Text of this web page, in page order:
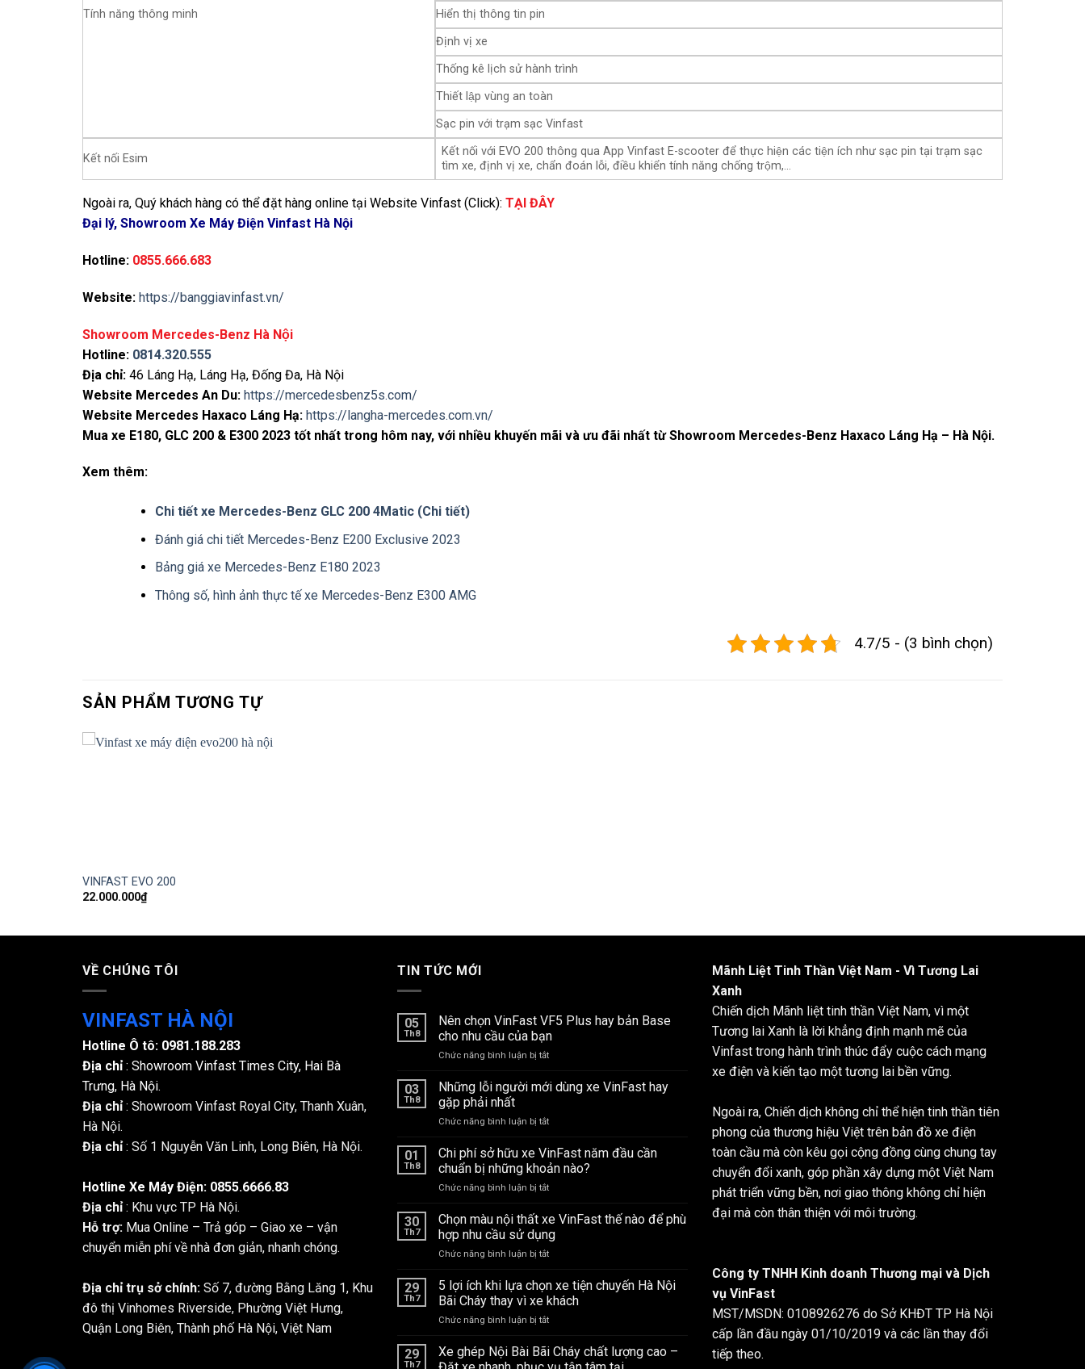
Tính năng thông minh
Hiển thị thông tin pin
Định vị xe
Thống kê lịch sử hành trình
Thiết lập vùng an toàn
Sạc pin với trạm sạc Vinfast
Kết nối Esim
Kết nối với EVO 200 thông qua App Vinfast E-scooter để thực hiện các tiện ích như sạc pin tại trạm sạc
tìm xe, định vị xe, chẩn đoán lỗi, điều khiển tính năng chống trộm,…
Ngoài ra, Quý khách hàng có thể đặt hàng online tại Website Vinfast (Click): TẠI ĐÂY
Đại lý, Showroom Xe Máy Điện Vinfast Hà Nội
Hotline: 0855.666.683
Website: https://banggiavinfast.vn/
Showroom Mercedes-Benz Hà Nội
Hotline: 0814.320.555
Địa chỉ: 46 Láng Hạ, Láng Hạ, Đống Đa, Hà Nội
Website Mercedes An Du: https://mercedesbenz5s.com/
Website Mercedes Haxaco Láng Hạ: https://langha-mercedes.com.vn/
Mua xe E180, GLC 200 & E300 2023 tốt nhất trong hôm nay, với nhiều khuyến mãi và ưu đãi nhất từ Showroom Mercedes-Benz Haxaco Láng Hạ – Hà Nội.
Xem thêm:
Chi tiết xe Mercedes-Benz GLC 200 4Matic (Chi tiết)
Đánh giá chi tiết Mercedes-Benz E200 Exclusive 2023
Bảng giá xe Mercedes-Benz E180 2023
Thông số, hình ảnh thực tế xe Mercedes-Benz E300 AMG
4.7/5 - (3 bình chọn)
SẢN PHẨM TƯƠNG TỰ
VINFAST EVO 200
22.000.000₫
VỀ CHÚNG TÔI
VINFAST HÀ NỘI
Hotline Ô tô: 0981.188.283
Địa chỉ: Showroom Vinfast Times City, Hai Bà
Trưng, Hà Nội.
Địa chỉ: Showroom Vinfast Royal City, Thanh Xuân,
Hà Nội.
Địa chỉ: Số 1 Nguyễn Văn Linh, Long Biên, Hà Nội.
Hotline Xe Máy Điện: 0855.6666.83
Địa chỉ: Khu vực TP Hà Nội.
Hỗ trợ: Mua Online – Trả góp – Giao xe – vận
chuyển miễn phí về nhà đơn giản, nhanh chóng.
Địa chỉ trụ sở chính: Số 7, đường Bằng Lăng 1, Khu
đô thị Vinhomes Riverside, Phường Việt Hưng,
Quận Long Biên, Thành phố Hà Nội, Việt Nam
TIN TỨC MỚI
05
Th8
Nên chọn VinFast VF5 Plus hay bản Base
cho nhu cầu của bạn
Chức năng bình luận bị tắtở
chọn
VinFast
Plus
bản
Base
nhu
của
bạn
03
Th8
Những lỗi người mới dùng xe VinFast hay
gặp phải nhất
Chức năng bình luận bị tắtở
lỗi
người
mới
dùng
VinFast
hay
gặp
phải
01
Th8
Chi phí sở hữu xe VinFast năm đầu cần
chuẩn bị những khoản nào?
Chức năng bình luận bị tắtở
phí
hữu
xe
năm
đầu
chuẩn
những
khoản
30
Th7
Chọn màu nội thất xe VinFast thế nào để phù
hợp nhu cầu sử dụng
Chức năng bình luận bị tắtở
nội
thất
xe
thế
nào
29
Th7
5 lợi ích khi lựa chọn xe tiện chuyến Hà Nội
Bãi Cháy thay vì xe khách
Chức năng bình luận bị tắtở
lợi
29
Th7
Xe ghép Nội Bài Bãi Cháy chất lượng cao –
Mãnh Liệt Tinh Thần Việt Nam - Vì Tương Lai
Xanh
Chiến dịch Mãnh liệt tinh thần Việt Nam, vì một
Tương lai Xanh là lời khẳng định mạnh mẽ của
Vinfast trong hành trình thúc đẩy cuộc cách mạng
xe điện và kiến tạo một tương lai bền vững.
Ngoài ra, Chiến dịch không chỉ thể hiện tinh thần tiên
phong của thương hiệu Việt trên bản đồ xe điện
toàn cầu mà còn kêu gọi cộng đồng cùng chung tay
chuyển đổi xanh, góp phần xây dựng một Việt Nam
phát triển vững bền, nơi giao thông không chỉ hiện
đại mà còn thân thiện với môi trường.
Công ty TNHH Kinh doanh Thương mại và Dịch
vụ VinFast
MST/MSDN: 0108926276 do Sở KHĐT TP Hà Nội
cấp lần đầu ngày 01/10/2019 và các lần thay đổi
tiếp theo.